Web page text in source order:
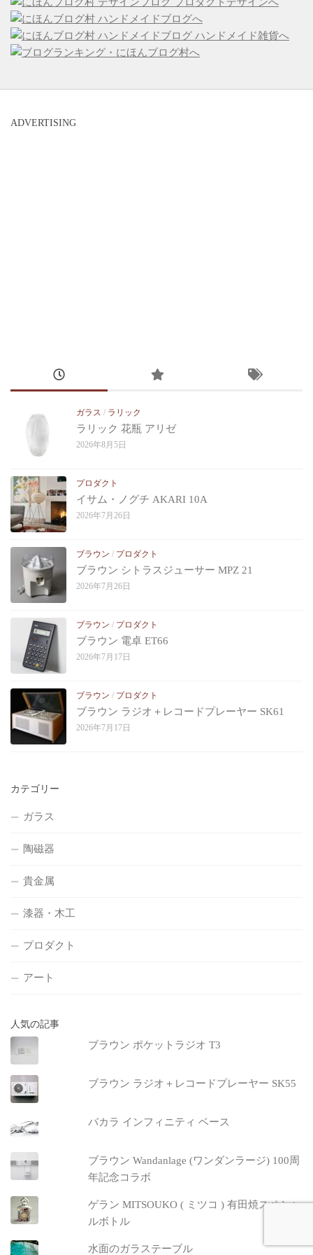
ADVERTISING
ガラス / ラリック
ラリック 花瓶 アリゼ
2026年8月5日
プロダクト
イサム・ノグチ AKARI 10A
2026年7月26日
ブラウン / プロダクト
ブラウン シトラスジューサー MPZ 21
2026年7月26日
ブラウン / プロダクト
ブラウン 電卓 ET66
2026年7月17日
ブラウン / プロダクト
ブラウン ラジオ＋レコードプレーヤー SK61
2026年7月17日
カテゴリー
ガラス
陶磁器
貴金属
漆器・木工
プロダクト
アート
人気の記事
ブラウン ポケットラジオ T3
ブラウン ラジオ＋レコードプレーヤー SK55
バカラ インフィニティ ベース
ブラウン Wandanlage (ワンダンラージ) 100周
年記念コラボ
ゲラン MITSOUKO ( ミツコ ) 有田焼スペシャ
ルボトル
水面のガラステーブル